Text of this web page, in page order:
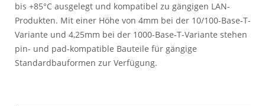
bis +85°C ausgelegt und kompatibel zu gängigen LAN-
Produkten. Mit einer Höhe von 4mm bei der 10/100-Base-T-
Variante und 4,25mm bei der 1000-Base-T-Variante stehen
pin- und pad-kompatible Bauteile für gängige
Standardbauformen zur Verfügung.